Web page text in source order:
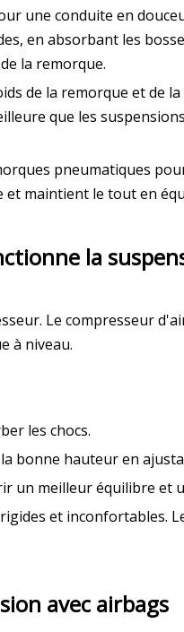
une conduite en
en absorbant les
la remorque.
de la remorque et de
que les
pneumatiques
maintient le tout en
la
Le compresseur
à niveau.
les chocs.
bonne hauteur en
un meilleur équilibre et
et
avec airbags